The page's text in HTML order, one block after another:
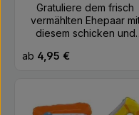
Gratuliere dem frisch
vermählten Ehepaar
diesem schicken und
Schwebezeit mit Helium
Folie Befüllung: Luft oder
Regulärer Preis:
ab 4,95 €